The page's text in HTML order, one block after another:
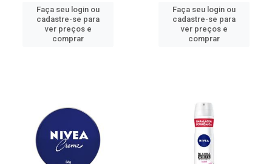
Faça seu login ou
cadastre-se para
ver preços e
comprar
Faça seu login ou
cadastre-se para
ver preços e
comprar